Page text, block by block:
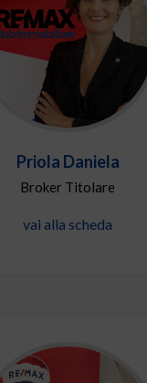
Priola Daniela
Broker Titolare
vai alla scheda